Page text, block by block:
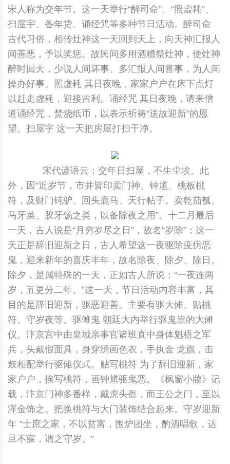
宋人称为交年节。这一天举行“醉司命”、“照虚耗”、
扫屋宇、备年货、诵经咒等多种节日活动。醉司命
古代习俗，相传灶神这一天回到天上，向天神汇报人
间善恶，予以奖惩。故民间多用酒糟祭灶神，使灶神
醉时回天，少说人间坏事、多汇报人间喜事，为人间
操办好事。照虚耗 其日夜晚，家家户户在床下点灯
以赶走虚耗，迎接吉利。诵经咒 其日夜晚，请来僧
道诵经咒，焚烧纸币，以表示祈祷“送故迎新”的愿
望。扫屋宇 这一天把房屋打扫干净。
宋代谚语云：交年日扫屋，不生尘埃。此
外，因“近岁节，市井皆印卖门神、钟馗、桃板桃
符，及财门钝驴、回头鹿马、天行帖子。卖乾茄瓠、
马牙菜、胶牙饧之类，以备除夜之用”。十二月最后
一天，古人说是“月穷岁尽之日”，故名“岁除”；这一
天正是辞旧迎新之日，古人希望这一夜驱除疫疠恶
鬼，迎来新年的喜庆丰年，故名除夜、除夕、除日。
除夕，是属特殊的一天，正如古人所说：“一夜连两
岁，五更分二年。”这一天，节日活动内容丰富，其
目的是辞旧迎新，驱恶迎善。主要有驱大傩、贴桃
符、守岁夜等。驱傩鬼 朝廷大内举行驱鬼祟的大傩
仪。汴京宫中由皇城亲事官诸班直中身体魁梧之军
兵，头戴假面具，身穿绣画色衣，手执金 龙旗，击
鼓相配举行驱傩仪式。贴写桃符 为了辞旧迎新，家
家户户，挨写桃符，画钟馗驱鬼恶。《枫窗小牍》记
载，汴京门神多番样，戴虎头盔，而王公之门，至以
浑金饰之。把换桃符与大门装饰结合起来。守岁迎新
年 “士庶之家，不以贫富，围炉团坐，酌酒唱歌，达
旦不寐，谓之守岁。”